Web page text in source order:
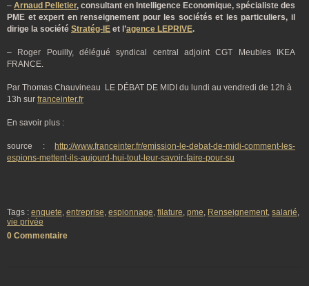
– Arnaud Pelletier, consultant en Intelligence Economique, spécialiste des
PME et expert en renseignement pour les sociétés et les particuliers, il
dirige la société Stratég-IE et l’agence LEPRIVE.
– Roger Pouilly, délégué syndical central adjoint CGT Meubles IKEA
FRANCE.
Par Thomas Chauvineau LE DÉBAT DE MIDI du lundi au vendredi de 12h à
13h sur franceinter.fr
En savoir plus :
source :
http://www.franceinter.fr/emission-le-debat-de-midi-comment-les-
espions-mettent-ils-aujourd-hui-tout-leur-savoir-faire-pour-su
Tags : enquete, entreprise, espionnage, filature, pme, Renseignement, salarié,
vie privée
0 Commentaire